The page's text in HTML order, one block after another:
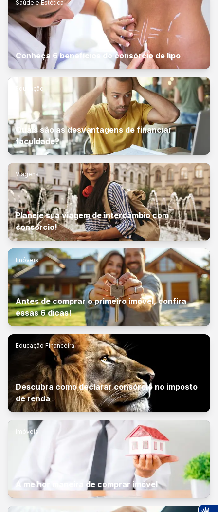
Saúde e Estética
Conheça 6 benefícios do consórcio de lipo
Educação
Quais são as desvantagens de financiar
faculdade?
Viagens
Planeje sua viagem de intercâmbio com
consórcio!
Imóveis
Antes de comprar o primeiro imóvel, confira
essas 6 dicas!
Educação Financeira
Descubra como declarar consórcio no imposto
de renda
Imóveis
A melhor maneira de comprar imóvel